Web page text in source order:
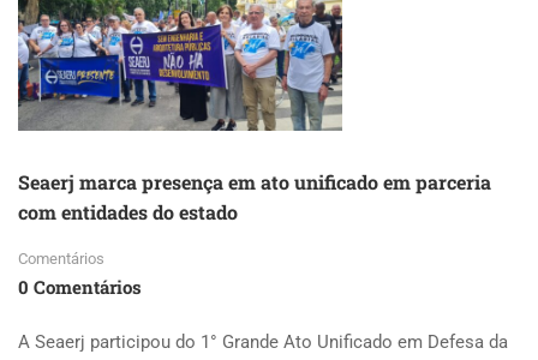
AOS
DIREITOS
DE
SERVIDORES
MUNICIPAIS
DA
Seaerj marca presença em ato unificado em parceria
com entidades do estado
Comentários
0 Comentários
A Seaerj participou do 1° Grande Ato Unificado em Defesa da